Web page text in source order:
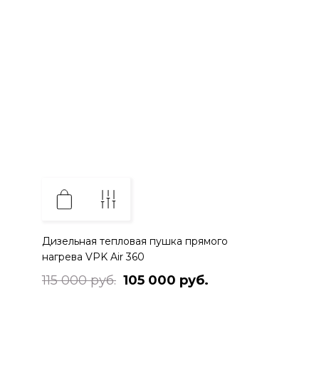
Дизельная тепловая пушка прямого
нагрева VPK Air 360
115 000 руб. 105 000 руб.